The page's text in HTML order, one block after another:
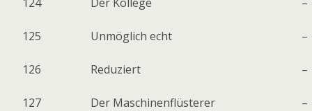
125 Unmöglich echt –
126 Reduziert –
127 Der Maschinenflüsterer –